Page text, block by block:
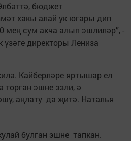
бюджет
хакы алай ук югары дип
мең сум акча алып эшлиләр”, -
директоры Лениза
Кайберләре яртышар ел
торган эшне эзли, ә
аңлату да җитә. Наталья
булган эшне тапкан.